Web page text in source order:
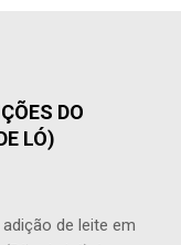
DO
LÓ)
leite em